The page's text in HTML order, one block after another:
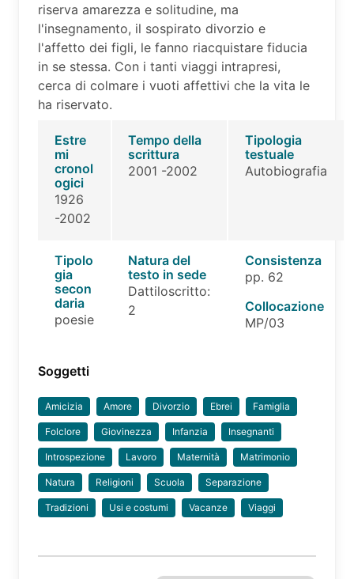
riserva amarezza e solitudine, ma
l'insegnamento, il sospirato divorzio e
l'affetto dei figli, le fanno riacquistare fiducia
in se stessa. Con i tanti viaggi intrapresi,
cerca di colmare i vuoti affettivi che la vita le
ha riservato.
Estre
mi
cronol
ogici
1926
-2002
Tempo della
scrittura
2001 -2002
Tipologia
testuale
Autobiografia
Tipolo
gia
secon
daria
poesie
Natura del
testo in sede
Dattiloscritto:
2
Consistenza
pp. 62
Collocazione
MP/03
Soggetti
Amicizia Amore Divorzio Ebrei Famiglia
Folclore Giovinezza Infanzia Insegnanti
Introspezione Lavoro Maternità Matrimonio
Natura Religioni Scuola Separazione
Tradizioni Usi e costumi Vacanze Viaggi